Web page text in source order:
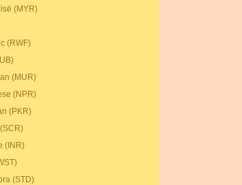
(MYR)
(RWF)
(MUR)
(NPR)
(PKR)
(INR)
(STD)